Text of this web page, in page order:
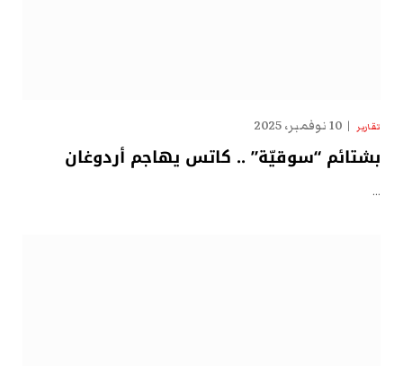
تقارير 10 نوفمبر، 2025
بشتائم “سوقيّة” .. كاتس يهاجم أردوغان
…